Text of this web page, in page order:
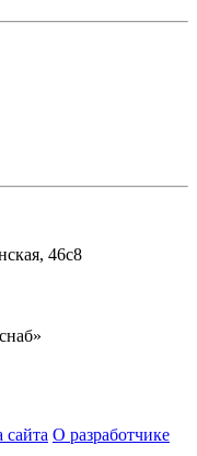
46с8
сайта О разработчике